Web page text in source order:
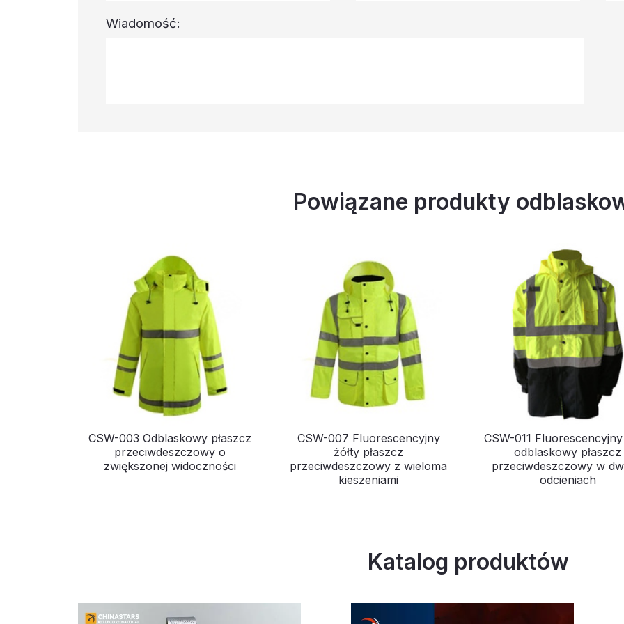
Wiadomość:
Powiązane produkty
CSW-003 Odblaskowy płaszcz
przeciwdeszczowy o
zwiększonej widoczności
CSW-007 Fluorescencyjny
żółty płaszcz
przeciwdeszczowy z wieloma
kieszeniami
CSW-011 Fluorescencyjny
odblaskowy płaszcz
przeciwdeszczowy w
odcieniach
Katalog produktów